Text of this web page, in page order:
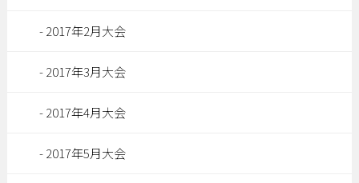
2017年2月大会
2017年3月大会
2017年4月大会
2017年5月大会